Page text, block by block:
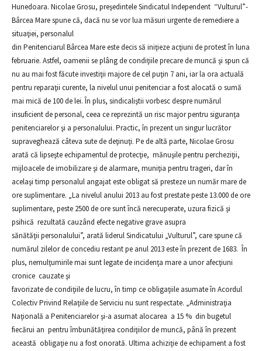
Hunedoara. Nicolae Grosu, preşedintele Sindicatul Independent “Vulturul”-
Bârcea Mare spune că, dacă nu se vor lua măsuri urgente de remediere a
situaţiei, personalul
din Penitenciarul Bârcea Mare este decis să iniţieze acţiuni de protest în luna
februarie. Astfel, oamenii se plâng de condiţiile precare de muncă şi spun că
nu au mai fost făcute investiţii majore de cel puţin 7 ani, iar la ora actuală
pentru reparaţii curente, la nivelul unui penitenciar a fost alocată o sumă
mai mică de 100 de lei. În plus, sindicaliştii vorbesc despre numărul
insuficient de personal, ceea ce reprezintă un risc major pentru siguranţa
penitenciarelor şi a personalului. Practic, în prezent un singur lucrător
supraveghează câteva sute de deţinuţi. Pe de altă parte, Nicolae Grosu
arată că lipseşte echipamentul de protecţie, mănuşile pentru percheziţii,
mijloacele de imobilizare şi de alarmare, muniţia pentru trageri, dar în
acelaşi timp personalul angajat este obligat să presteze un număr mare de
ore suplimentare. „La nivelul anului 2013 au fost prestate peste 13.000 de ore
suplimentare, peste 2500 de ore sunt încă nerecuperate, uzura fizică şi
psihică rezultată cauzând efecte negative grave asupra
sănătăţii personalului”, arată liderul Sindicatului „Vulturul”, care spune că
numărul zilelor de concediu restant pe anul 2013 este în prezent de 1683. În
plus, nemulţumirile mai sunt legate de incidenţa mare a unor afecţiuni
cronice cauzate şi
favorizate de condiţiile de lucru, în timp ce obligaţiile asumate în Acordul
Colectiv Privind Relaţiile de Serviciu nu sunt respectate. „Administraţia
Naţională a Penitenciarelor şi-a asumat alocarea a 15 % din bugetul
fiecărui an pentru îmbunătăţirea condiţiilor de muncă, până în prezent
această obligaţie nu a fost onorată. Ultima achiziţie de echipament a fost